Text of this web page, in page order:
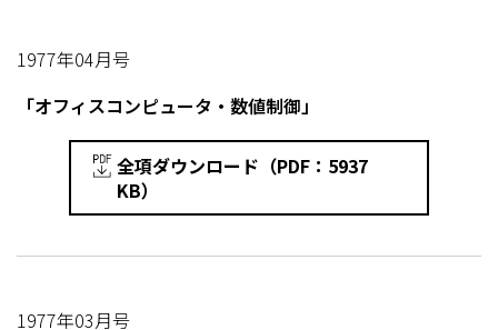
1977年04月号
「オフィスコンピュータ・数値制御」
全項ダウンロード（PDF：5937
KB）
1977年03月号